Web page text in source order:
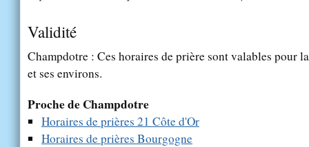
Validité
Champdotre : Ces horaires de prière sont valables pour
et ses environs.
Proche de Champdotre
Horaires de prières 21 Côte d'Or
Horaires de prières Bourgogne